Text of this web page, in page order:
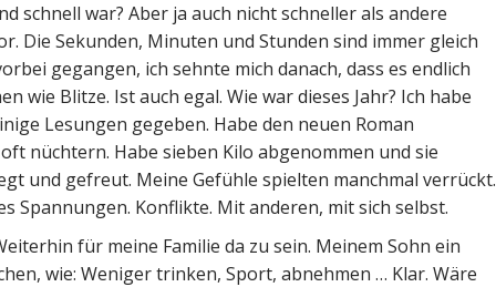
schnell war? Aber ja auch nicht schneller als andere
Die Sekunden, Minuten und Stunden sind immer gleich
gegangen, ich sehnte mich danach, dass es endlich
wie Blitze. Ist auch egal. Wie war dieses Jahr? Ich habe
Lesungen gegeben. Habe den neuen Roman
nüchtern. Habe sieben Kilo abgenommen und sie
und gefreut. Meine Gefühle spielten manchmal verrückt.
Spannungen. Konflikte. Mit anderen, mit sich selbst.
für meine Familie da zu sein. Meinem Sohn ein
wie: Weniger trinken, Sport, abnehmen … Klar. Wäre